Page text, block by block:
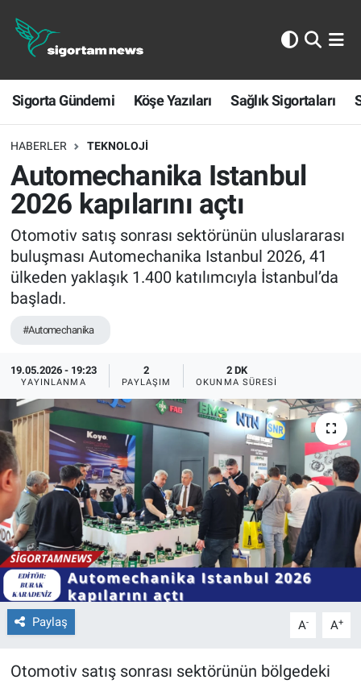
Sigorta Gündemi Köşe Yazıları Sağlık Sigortaları
HABERLER TEKNOLOJİ
Automechanika Istanbul
2026 kapılarını açtı
Otomotiv satış sonrası sektörünün uluslararası
buluşması Automechanika Istanbul 2026, 41
ülkeden yaklaşık 1.400 katılımcıyla İstanbul’da
başladı.
#Automechanika
19.05.2026 - 19:23
YAYINLANMA
2
PAYLAŞIM
2 DK
OKUNMA SÜRESI
Paylaş A- A+
Otomotiv satış sonrası sektörünün bölgedeki
Sigorta Gündemi
Köşe Yazıları
Sağlık Sigortaları
Sporun Sigortası
Ekonomi